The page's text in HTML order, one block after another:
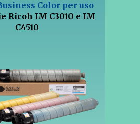
Color per uso
Ricoh IM C3010 e IM
C4510